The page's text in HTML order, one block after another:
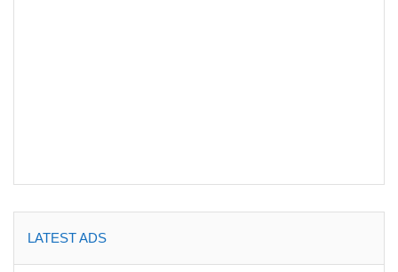
LATEST ADS